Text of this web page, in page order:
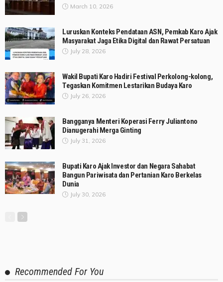
March 10, 2026
Luruskan Konteks Pendataan ASN, Pemkab Karo Ajak
Masyarakat Jaga Etika Digital dan Rawat Persatuan
July 28, 2026
Wakil Bupati Karo Hadiri Festival Perkolong-kolong,
Tegaskan Komitmen Lestarikan Budaya Karo
July 26, 2026
Bangganya Menteri Koperasi Ferry Juliantono
Dianugerahi Merga Ginting
July 31, 2026
Bupati Karo Ajak Investor dan Negara Sahabat
Bangun Pariwisata dan Pertanian Karo Berkelas
Dunia
July 30, 2026
Recommended For You